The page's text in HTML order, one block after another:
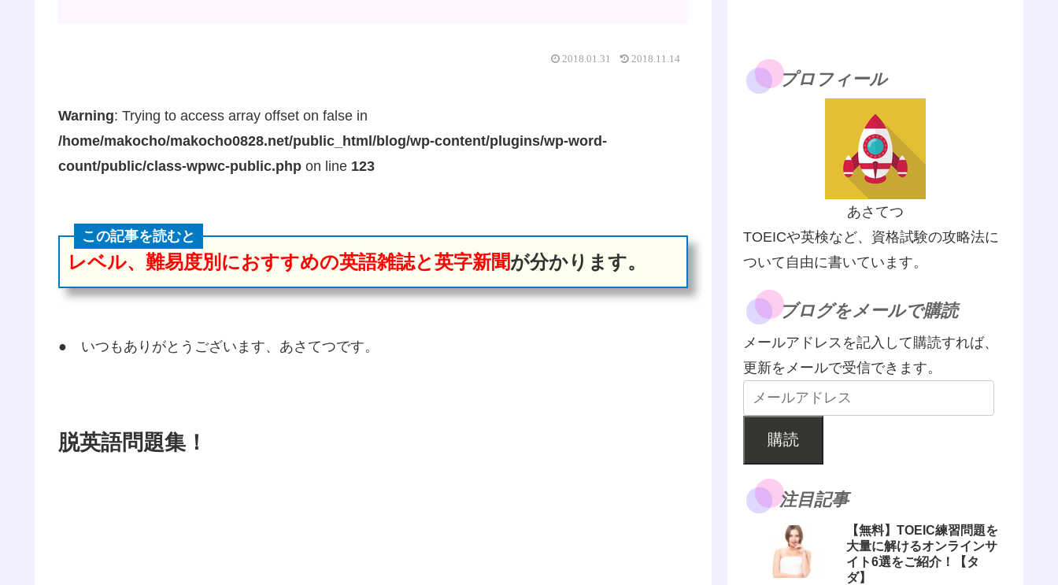
2018.01.31 2018.11.14
Warning: Trying to access array offset on false in
/home/makocho/makocho0828.net/public_html/blog/wp-content/plugins/wp-word-
count/public/class-wpwc-public.php on line 123
この記事を読むと
レベル、難易度別におすすめの英語雑誌と英字新聞が分かります。
● いつもありがとうございます、あさてつです。
脱英語問題集！
プロフィール
あさてつ
TOEICや英検など、資格試験の攻略法に
ついて自由に書いています。
ブログをメールで購読
メールアドレスを記入して購読すれば、
更新をメールで受信できます。
購読
注目記事
【無料】TOEIC練習問題を
大量に解けるオンラインサ
イト6選をご紹介！【タ
ダ】